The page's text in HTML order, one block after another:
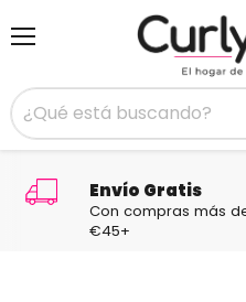
Envío Gratis
Con compras más
€45+